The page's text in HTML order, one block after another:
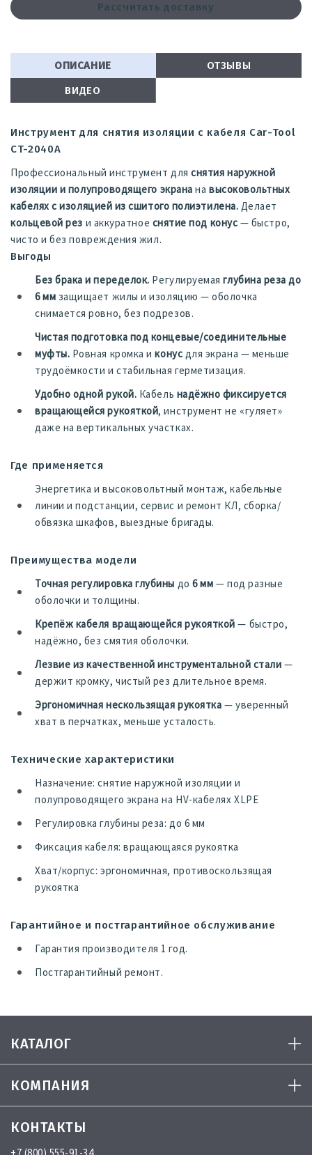
Рассчитать доставку
ОПИСАНИЕ
ОТЗЫВЫ
ВИДЕО
Инструмент для снятия изоляции с кабеля Car-Tool
CT-2040A
Профессиональный инструмент дляснятия наружной
изоляции и полупроводящего экрана на высоковольтных
кабелях с изоляцией из сшитого полиэтилена. Делает
кольцевой рез и аккуратное снятие под конус — быстро,
чисто и без повреждения жил.
Выгоды
Без брака и переделок. Регулируемаяглубина реза до
6 мм защищает жилы и изоляцию — оболочка
снимается ровно, без подрезов.
Чистая подготовка под концевые/соединительные
муфты. Ровная кромка иконус для экрана — меньше
трудоёмкости и стабильная герметизация.
Удобно одной рукой. Кабель надёжно фиксируется
вращающейся рукояткой, инструмент не «гуляет»
даже на вертикальных участках.
Где применяется
Энергетика и высоковольтный монтаж, кабельные
линии и подстанции, сервис и ремонт КЛ, сборка/
обвязка шкафов, выездные бригады.
Преимущества модели
Точная регулировка глубины до6 мм — под разные
оболочки и толщины.
Крепёж кабеля вращающейся рукояткой — быстро,
надёжно, без смятия оболочки.
Лезвие из качественной инструментальной стали —
держит кромку, чистый рез длительное время.
Эргономичная нескользящая рукоятка — уверенный
хват в перчатках, меньше усталость.
Технические характеристики
Назначение: снятие наружной изоляции и
полупроводящего экрана на HV-кабелях XLPE
Регулировка глубины реза: до 6 мм
Фиксация кабеля: вращающаяся рукоятка
Хват/корпус: эргономичная, противоскользящая
рукоятка
Гарантийное и постгарантийное обслуживание
Гарантия производителя 1 год.
Постгарантийный ремонт.
КАТАЛОГ
КОМПАНИЯ
КОНТАКТЫ